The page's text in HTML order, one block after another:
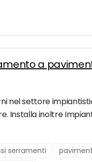
a
nel settore
Installa inoltre
serramenti